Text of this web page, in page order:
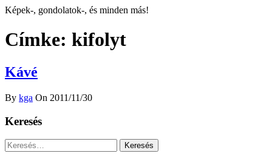
Képek-, gondolatok-, és minden más!
Címke: kifolyt
Kávé
By kga On 2011/11/30
Keresés
Keresés: